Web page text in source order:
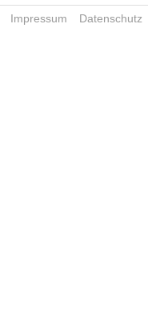
Impressum Datenschutz